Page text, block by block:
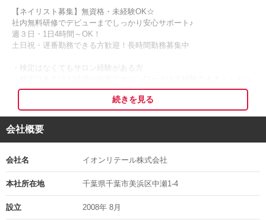
【ネイリスト募集】無資格・未経験OK☆
社内無料研修でデビューまでしっかり安心サポート♪
週３日・1日4時間～OK！
土日祝・遅番勤務できる方歓迎！長時間勤務募集中
・検定はなくてもサロン経験がある方
う方
・ネイルが大好き☆趣味でセルフネイルしてるけどいつかネイリスト
になりたいと思っていた方！
・もちろん、ネイリスト未経験者もOK！
仕事に勉強にお出かけに…。女性のプライベートは忙しいもの。
そんな日々の中でも、時間やお金をあまり気にせず、指先のオシャレ
続きを見る
会社概要
会社名 イオンリテール株式会社
本社所在地 千葉県千葉市美浜区中瀬1-4
設立 2008年 8月